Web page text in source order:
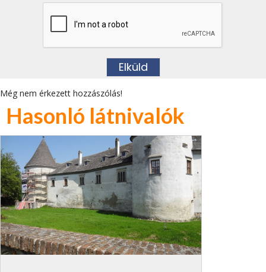
Még nem érkezett hozzászólás!
Hasonló látnivalók